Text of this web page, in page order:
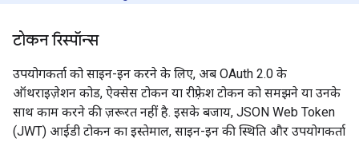
टोकन रिस्पॉन्स
उपयोगकर्ता को साइन-इन करने के लिए, अब OAuth 2.0 के
ऑथराइज़ेशन कोड, ऐक्सेस टोकन या रीफ़्रेश टोकन को समझने या उनके
साथ काम करने की ज़रूरत नहीं है. इसके बजाय, JSON Web Token
(JWT) आईडी टोकन का इस्तेमाल, साइन-इन की स्थिति और उपयोगकर्ता